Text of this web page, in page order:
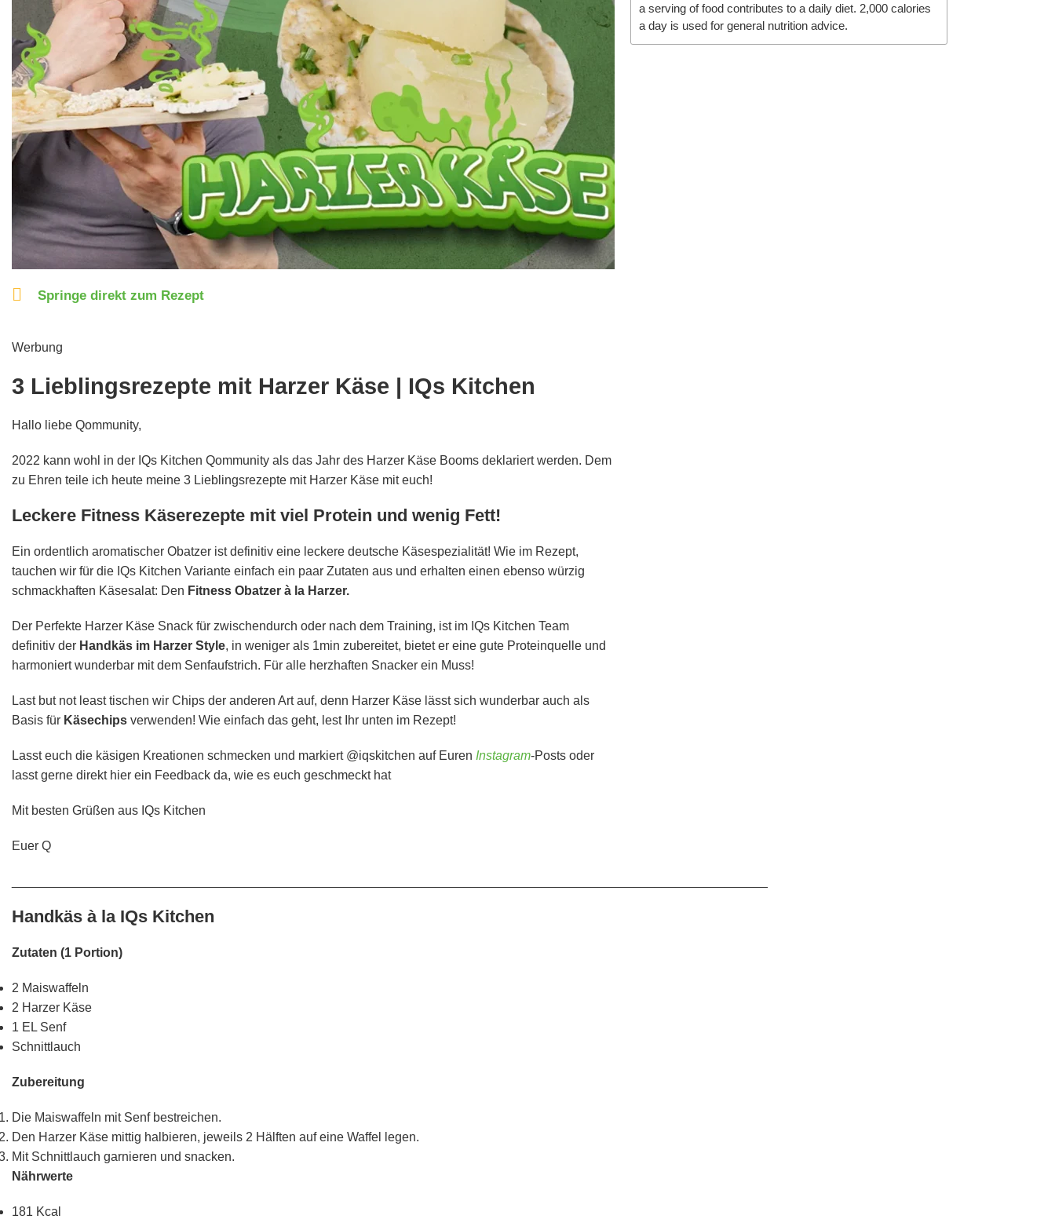
Springe direkt zum Rezept
a serving of food contributes to a daily diet. 2,000 calories
a day is used for general nutrition advice.
Werbung
3 Lieblingsrezepte mit Harzer Käse | IQs Kitchen
Hallo liebe Qommunity,
2022 kann wohl in der IQs Kitchen Qommunity als das Jahr des Harzer Käse Booms deklariert werden. Dem
zu Ehren teile ich heute meine 3 Lieblingsrezepte mit Harzer Käse mit euch!
Leckere Fitness Käserezepte mit viel Protein und wenig Fett!
Ein ordentlich aromatischer Obatzer ist definitiv eine leckere deutsche Käsespezialität! Wie im Rezept,
tauchen wir für die IQs Kitchen Variante einfach ein paar Zutaten aus und erhalten einen ebenso würzig
schmackhaften Käsesalat: Den Fitness Obatzer à la Harzer.
Der Perfekte Harzer Käse Snack für zwischendurch oder nach dem Training, ist im IQs Kitchen Team
definitiv der Handkäs im Harzer Style, in weniger als 1min zubereitet, bietet er eine gute Proteinquelle und
harmoniert wunderbar mit dem Senfaufstrich. Für alle herzhaften Snacker ein Muss!
Last but not least tischen wir Chips der anderen Art auf, denn Harzer Käse lässt sich wunderbar auch als
Basis für Käsechips verwenden! Wie einfach das geht, lest Ihr unten im Rezept!
Lasst euch die käsigen Kreationen schmecken und markiert @iqskitchen auf Euren Instagram-Posts oder
lasst gerne direkt hier ein Feedback da, wie es euch geschmeckt hat
Mit besten Grüßen aus IQs Kitchen
Euer Q
Handkäs à la IQs Kitchen
Zutaten (1 Portion)
2 Maiswaffeln
2 Harzer Käse
1 EL Senf
Schnittlauch
Zubereitung
Die Maiswaffeln mit Senf bestreichen.
Den Harzer Käse mittig halbieren, jeweils 2 Hälften auf eine Waffel legen.
Mit Schnittlauch garnieren und snacken.
Nährwerte
181 Kcal